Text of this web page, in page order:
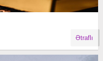
Ətraflı